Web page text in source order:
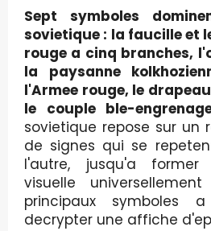
Sept symboles
sovietique : la faucille et
rouge a cinq branches,
la paysanne
l'Armee rouge, le
le couple ble-
sovietique repose sur un
de signes qui se
l'autre, jusqu'a former
visuelle
principaux symboles
decrypter une affiche